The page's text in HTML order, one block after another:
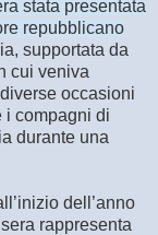
stata presentata
repubblicano
supportata da
cui veniva
occasioni
i compagni di
durante una
dell’anno
rappresenta